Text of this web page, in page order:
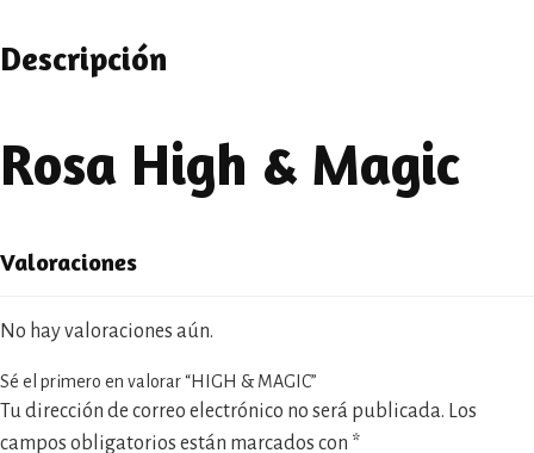
Descripción
Rosa High & Magic
Valoraciones
No hay valoraciones aún.
Sé el primero en valorar “HIGH & MAGIC”
Tu dirección de correo electrónico no será publicada. Los
campos obligatorios están marcados con *